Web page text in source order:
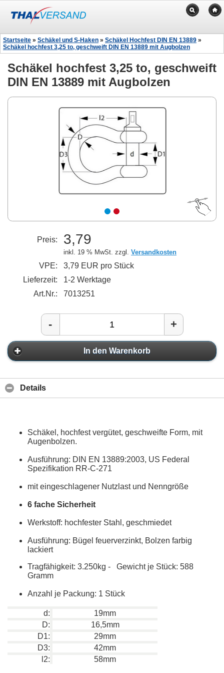
Startseite » Schäkel und S-Haken » Schäkel Hochfest DIN EN 13889 »
Schäkel hochfest 3,25 to, geschweift DIN EN 13889 mit Augbolzen
Schäkel hochfest 3,25 to, geschweift
DIN EN 13889 mit Augbolzen
Preis: 3,79
inkl. 19 % MwSt. zzgl. Versandkosten
VPE:
3,79 EUR pro Stück
Lieferzeit:
1-2 Werktage
Art.Nr.:
7013251
- +
In den Warenkorb
Details
Schäkel, hochfest vergütet, geschweifte Form, mit
Augenbolzen.
Ausführung: DIN EN 13889:2003, US Federal
Spezifikation RR-C-271
mit eingeschlagener Nutzlast und Nenngröße
6 fache Sicherheit
Werkstoff: hochfester Stahl, geschmiedet
Ausführung: Bügel feuerverzinkt, Bolzen farbig
lackiert
Tragfähigkeit: 3.250kg - Gewicht je Stück: 588
Gramm
Anzahl je Packung: 1 Stück
d:
19mm
D:
16,5mm
D1:
29mm
D3:
42mm
l2:
58mm